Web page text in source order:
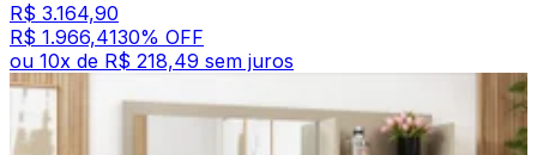
R$ 3.164,90
R$ 1.966,4130% OFF
ou 10x de R$ 218,49 sem juros